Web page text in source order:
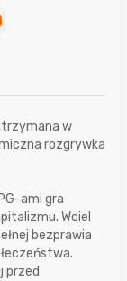
w
rozgrywka
ami gra
Wciel
bezprawia
przed